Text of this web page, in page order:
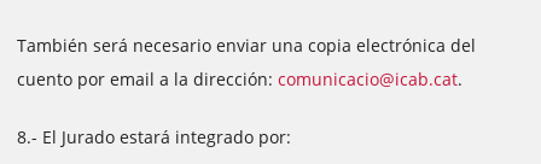
También será necesario enviar una copia electrónica del
cuento por email a la dirección: comunicacio@icab.cat.
8.- El Jurado estará integrado por: